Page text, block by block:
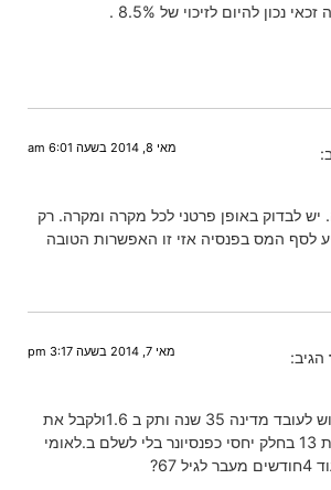
נכון להיום לזיכוי של 8.5% .
מאי 8, 2014 בשעה 6:01 am
יש לבדוק באופן פרטני לכל מקרה ומקרה. רק
לסף המס בפנסיה אזי זו האפשרות הטובה
הגיב: מאי 7, 2014 בשעה 3:17 pm
שלום.האם כדאי לפרוש לעובד מדינה 35 שנה ותק ב 1.6ולקבל את
הבראה ביגוד ומשכורת 13 בחלק יחסי כפנסיונר בלי לשלם ב.לאומי
67?